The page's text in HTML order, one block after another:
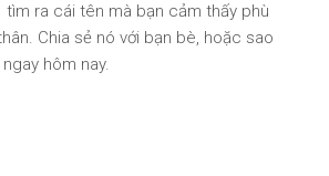
tìm ra cái tên mà bạn cảm thấy phù
Chia sẻ nó với bạn bè, hoặc sao
hôm nay.